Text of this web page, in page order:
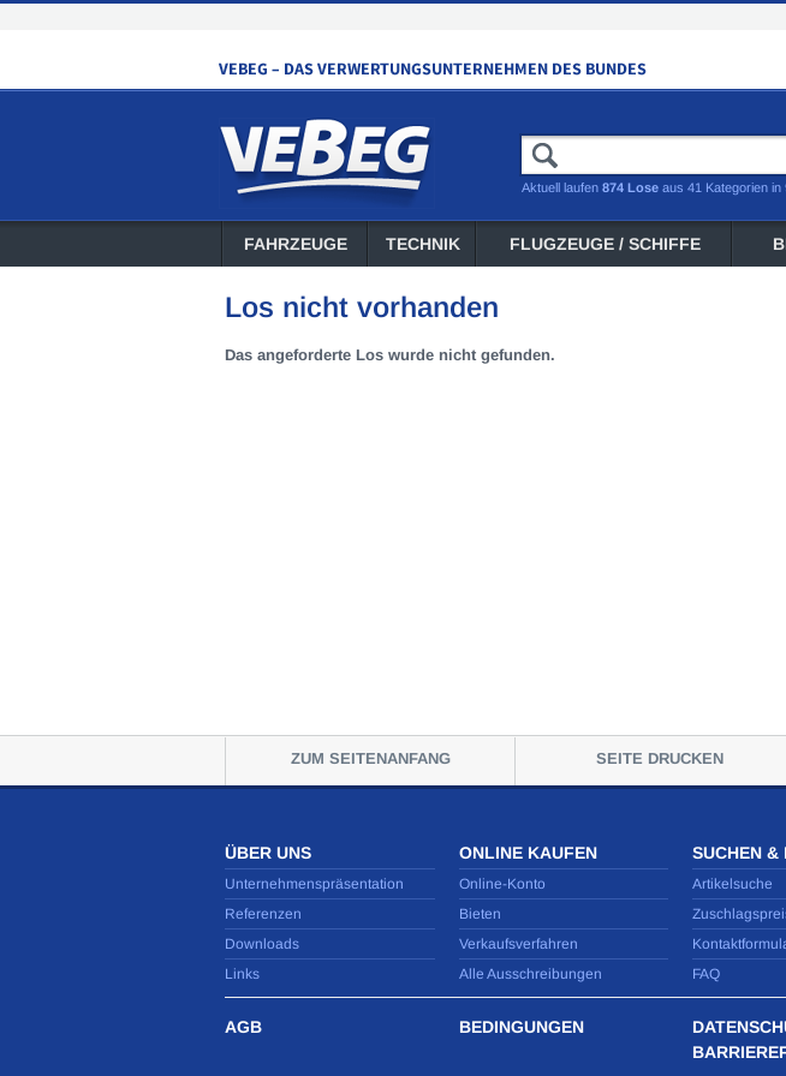
Aktuell laufen 874 Lose aus 41 Kategorien
FAHRZEUGE TECHNIK FLUGZEUGE / SCHIFFE
Los nicht vorhanden
Das angeforderte Los wurde nicht gefunden.
ZUM SEITENANFANG SEITE DRUCKEN
ÜBER UNS
Unternehmenspräsentation
Referenzen
Downloads
Links
ONLINE KAUFEN
Online-Konto
Bieten
Verkaufsverfahren
Alle Ausschreibungen
SUCHEN &
Artikelsuche
FAQ
AGB BEDINGUNGEN